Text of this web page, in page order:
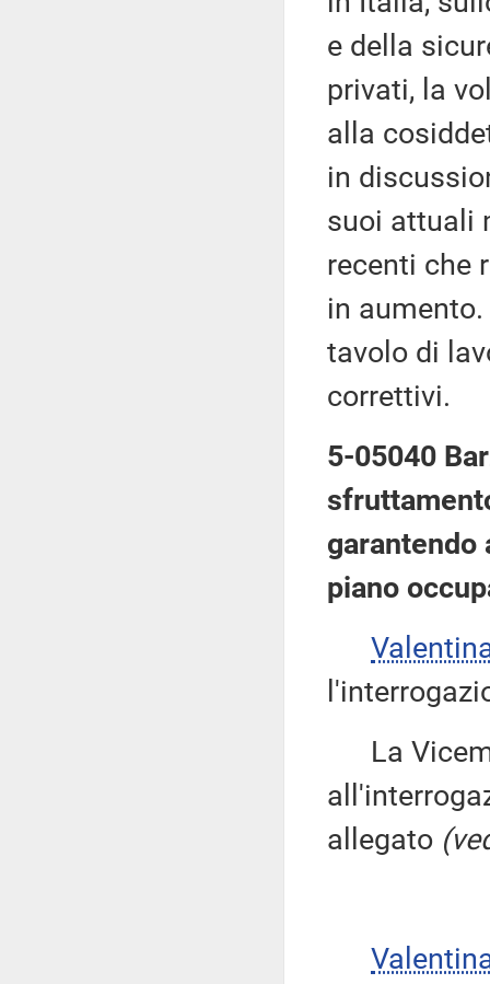
e della
privati, la
alla
in
suoi attuali
recenti che
in
tavolo di
correttivi.
5-05040
piano
La
allegato